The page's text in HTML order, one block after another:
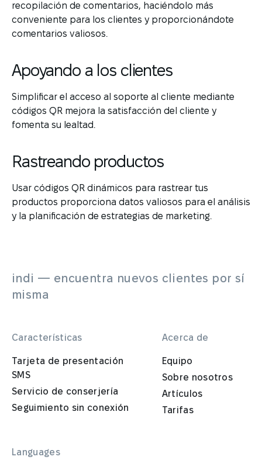
recopilación de comentarios, haciéndolo más
conveniente para los clientes y proporcionándote
comentarios valiosos.
Apoyando a los clientes
Simplificar el acceso al soporte al cliente mediante
códigos QR mejora la satisfacción del cliente y
fomenta su lealtad.
Rastreando productos
Usar códigos QR dinámicos para rastrear tus
productos proporciona datos valiosos para el análisis
y la planificación de estrategias de marketing.
indi — encuentra nuevos clientes por sí
misma
Características
Tarjeta de presentación
SMS
Servicio de conserjería
Seguimiento sin conexión
Acerca de
Equipo
Sobre nosotros
Artículos
Tarifas
Languages